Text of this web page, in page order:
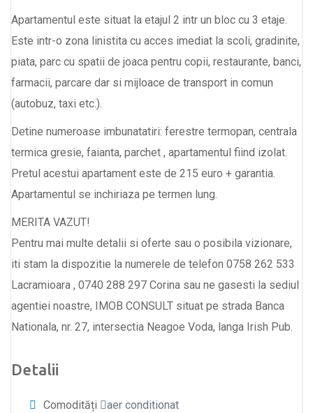
Apartamentul este situat la etajul 2 intr un bloc cu 3 etaje.
Este intr-o zona linistita cu acces imediat la scoli, gradinite,
piata, parc cu spatii de joaca pentru copii, restaurante, banci,
farmacii, parcare dar si mijloace de transport in comun
(autobuz, taxi etc.).
Detine numeroase imbunatatiri: ferestre termopan, centrala
termica gresie, faianta, parchet , apartamentul fiind izolat.
Pretul acestui apartament este de 215 euro + garantia.
Apartamentul se inchiriaza pe termen lung.
MERITA VAZUT!
Pentru mai multe detalii si oferte sau o posibila vizionare,
iti stam la dispozitie la numerele de telefon 0758 262 533
Lacramioara , 0740 288 297 Corina sau ne gasesti la sediul
agentiei noastre, IMOB CONSULT situat pe strada Banca
Nationala, nr. 27, intersectia Neagoe Voda, langa Irish Pub.
Detalii
Comodități aer conditionat